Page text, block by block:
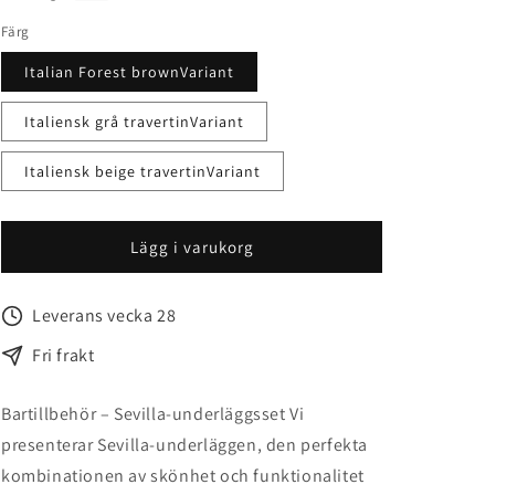
Färg
Italian Forest brownVariant
Italiensk grå travertinVariant
Italiensk beige travertinVariant
Lägg i varukorg
Leverans vecka 28
Fri frakt
Bartillbehör – Sevilla-underläggsset Vi
presenterar Sevilla-underläggen, den perfekta
kombinationen av skönhet och funktionalitet